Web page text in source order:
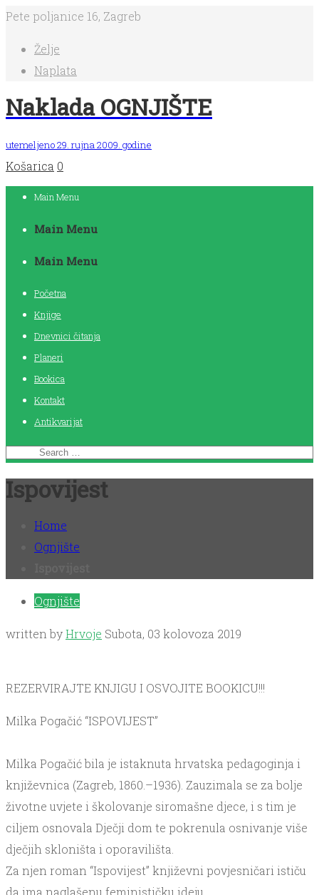
Pete poljanice 16, Zagreb
Želje
Naplata
Naklada OGNJIŠTE
utemeljeno 29. rujna 2009. godine
Košarica 0
Main Menu
Main Menu
Main Menu
Početna
Knjige
Dnevnici čitanja
Planeri
Bookica
Kontakt
Antikvarijat
Ispovijest
Home
Ognjište
Ognjište
written byHrvoje Subota, 03 kolovoza 2019
REZERVIRAJTE KNJIGU I OSVOJITE BOOKICU!!!
Milka Pogačić “ISPOVIJEST”
Milka Pogačić bila je istaknuta hrvatska pedagoginja i
književnica (Zagreb, 1860.–1936). Zauzimala se za bolje
životne uvjete i školovanje siromašne djece, i s tim je
ciljem osnovala Dječji dom te pokrenula osnivanje više
dječjih skloništa i oporavilišta.
Za njen roman “Ispovijest” književni povjesničari ističu